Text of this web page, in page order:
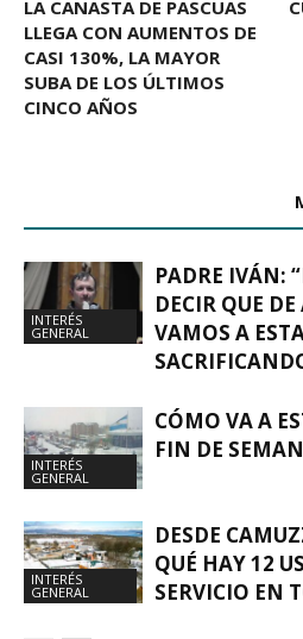
LA CANASTA DE PASCUAS
LLEGA CON AUMENTOS DE
CASI 130%, LA MAYOR
SUBA DE LOS ÚLTIMOS
CINCO AÑOS
INTERÉS
GENERAL
PADRE IVÁN:
DECIR QUE
VAMOS A
INTERÉS
GENERAL
CÓMO VA A
FIN DE
INTERÉS
GENERAL
DESDE
QUÉ HAY 12
SERVICIO EN